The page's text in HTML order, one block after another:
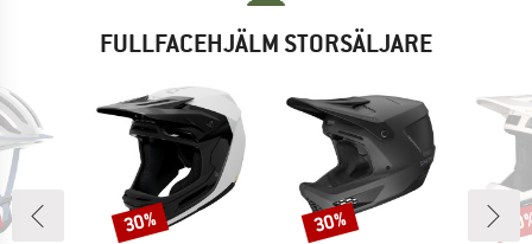
FULLFACEHJÄLM STORSÄLJARE
Rabatt
30% Rabatt
30%